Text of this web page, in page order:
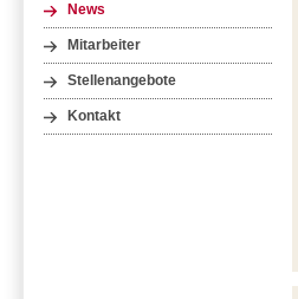
News
Mitarbeiter
Stellenangebote
Kontakt